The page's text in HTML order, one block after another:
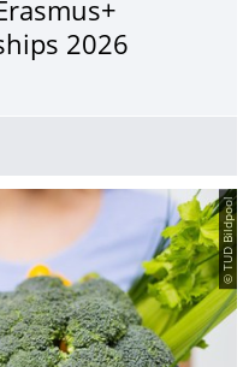
2026
© TUD Bildpool